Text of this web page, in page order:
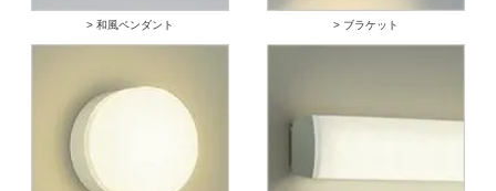
> 和風ペンダント > ブラケット